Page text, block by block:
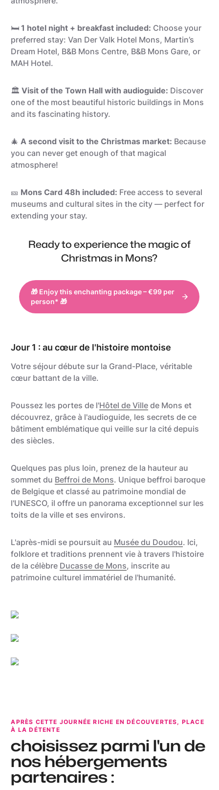
🛏️1 hotel night + breakfast included: Choose your
preferred stay: Van Der Valk Hotel Mons, Martin’s
Dream Hotel, B&B Mons Centre, B&B Mons Gare, or
MAH Hotel.
🏛️Visit of the Town Hall with audioguide: Discover
one of the most beautiful historic buildings in Mons
and its fascinating history.
🎄A second visit to the Christmas market: Because
you can never get enough of that magical
atmosphere!
🎫 Mons Card 48h included: Free access to several
museums and cultural sites in the city — perfect for
extending your stay.
Ready to experience the magic of
Christmas in Mons?
🎁 Enjoy this enchanting package – €99 per
person* 🎁
Jour 1 : au cœur de l'histoire montoise
Votre séjour débute sur la Grand-Place, véritable
cœur battant de la ville.
Poussez les portes de l'Hôtel de Ville de Mons et
découvrez, grâce à l'audioguide, les secrets de ce
bâtiment emblématique qui veille sur la cité depuis
des siècles.
Quelques pas plus loin, prenez de la hauteur au
sommet du Beffroi de Mons. Unique beffroi baroque
de Belgique et classé au patrimoine mondial de
l'UNESCO, il offre un panorama exceptionnel sur les
toits de la ville et ses environs.
L'après-midi se poursuit au Musée du Doudou. Ici,
folklore et traditions prennent vie à travers l'histoire
de la célèbre Ducasse de Mons, inscrite au
patrimoine culturel immatériel de l'humanité.
APRÈS CETTE JOURNÉE RICHE EN DÉCOUVERTES, PLACE
À LA DÉTENTE
choisissez parmi l'un de
nos hébergements
partenaires :